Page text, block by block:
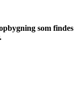
som findes